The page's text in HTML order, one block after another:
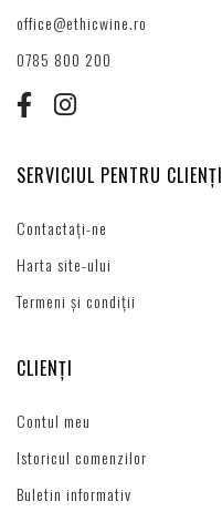
office@ethicwine.ro
0785 800 200
SERVICIUL PENTRU CLIENȚI
Contactați-ne
Harta site-ului
Termeni și condiții
CLIENȚI
Contul meu
Istoricul comenzilor
Buletin informativ